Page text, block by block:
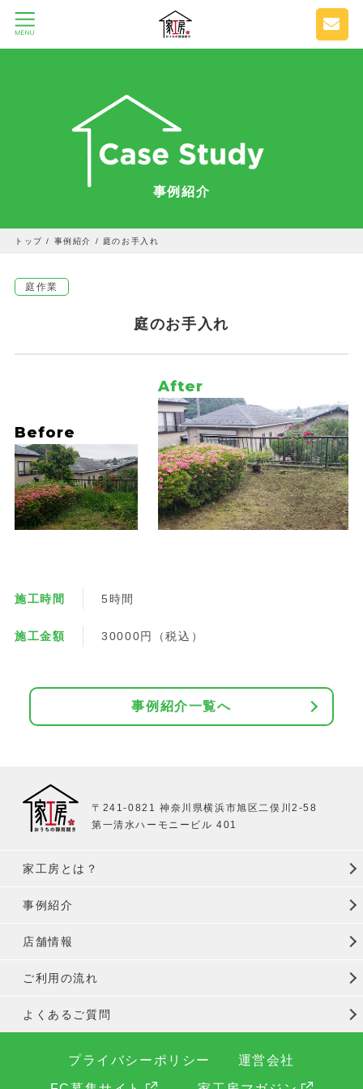
事例紹介
トップ / 事例紹介 / 庭のお手入れ
庭作業
庭のお手入れ
施工時間 5時間
施工金額 30000円（税込）
事例紹介一覧へ
〒241-0821 神奈川県横浜市旭区二俣川2-58
第一清水ハーモニービル 401
家工房とは？
事例紹介
店舗情報
ご利用の流れ
よくあるご質問
プライバシーポリシー 運営会社